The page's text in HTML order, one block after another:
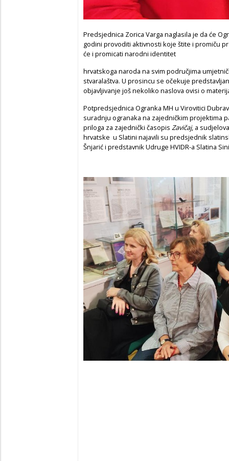
Predsjednica Zorica Varga naglasila je da će
godini provoditi aktivnosti koje štite i promiču
će i promicati narodni identitet
hrvatskoga naroda na svim područjima
stvaralaštva. U prosincu se očekuje
objavljivanje još nekoliko naslova ovisi o
Potpredsjednica Ogranka MH u Virovitici
suradnju ogranaka na zajedničkim projektima
priloga za zajednički časopis Zavičaj, a
hrvatske u Slatini najavili su predsjednik
Šnjarić i predstavnik Udruge HVIDR-a Slatina